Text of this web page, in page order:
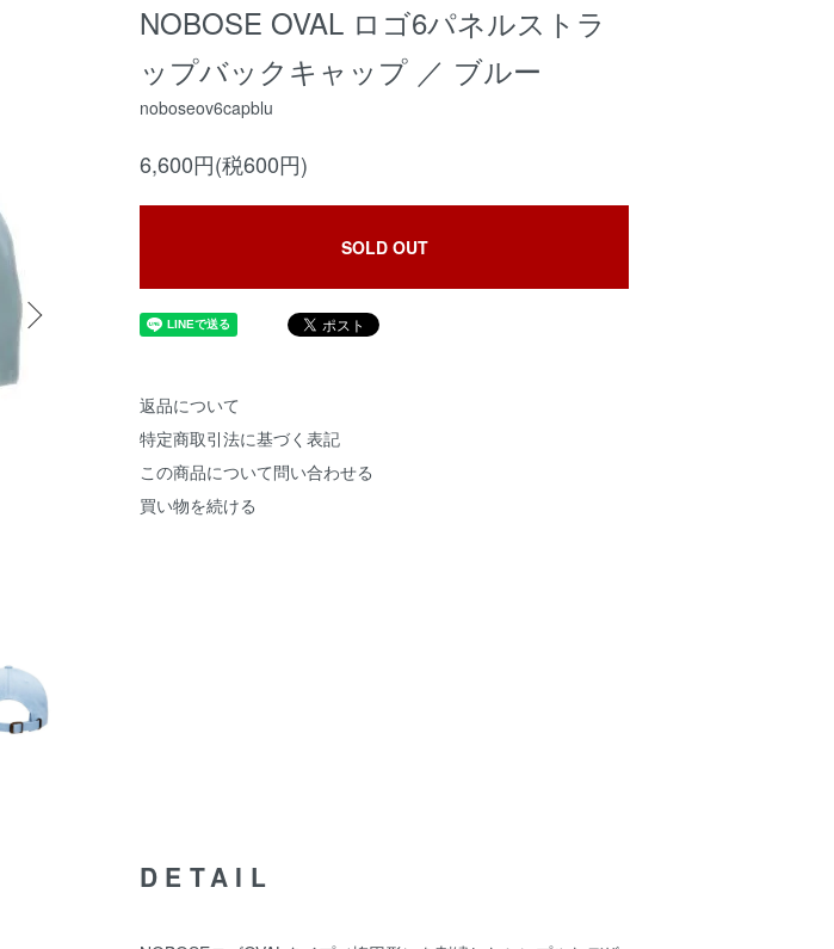
NOBOSE OVAL ロゴ6パネルストラ
ップバックキャップ ／ ブルー
noboseov6capblu
6,600円(税600円)
SOLD OUT
返品について
特定商取引法に基づく表記
この商品について問い合わせる
買い物を続ける
DETAIL